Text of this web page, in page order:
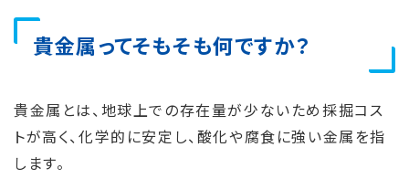
貴金属ってそもそも何ですか？
貴金属とは、地球上での存在量が少ないため採掘コス
トが高く、化学的に安定し、酸化や腐食に強い金属を指
します。